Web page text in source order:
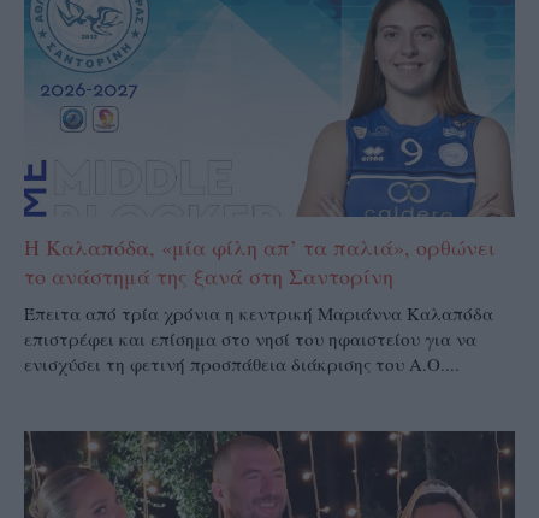
Η Καλαπόδα, «μία φίλη απ’ τα παλιά», ορθώνει
το ανάστημά της ξανά στη Σαντορίνη
Έπειτα από τρία χρόνια η κεντρική Μαριάννα Καλαπόδα
επιστρέφει και επίσημα στο νησί του ηφαιστείου για να
ενισχύσει τη φετινή προσπάθεια διάκρισης του Α.Ο....